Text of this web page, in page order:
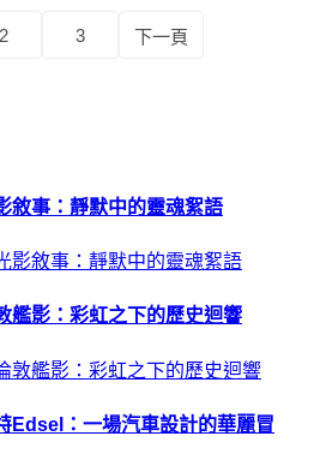
2 3 下一頁
敘事：靜默中的靈魂絮語
艦影：彩虹之下的歷史迴響
Edsel：一場汽車設計的華麗冒